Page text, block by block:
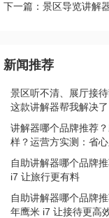
下一篇：景区导览讲解
新闻推荐
景区听不清、展厅接
这款讲解器帮我解决了
讲解器哪个品牌推荐
样？运营方实测：省
自助讲解器哪个品牌
i7 让旅行更有料
自助讲解器哪个品牌
年鹰米 i7 让接待更高